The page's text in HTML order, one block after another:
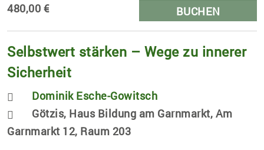
480,00 € BUCHEN
Selbstwert stärken – Wege zu innerer
Sicherheit
Dominik Esche-Gowitsch
Götzis, Haus Bildung am Garnmarkt, Am
Garnmarkt 12, Raum 203